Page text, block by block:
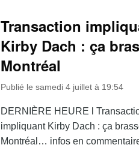
Transaction
Kirby Dach : ça
Montréal
Publié le samedi 4 juillet à 19:54
DERNIÈRE HEURE l
impliquant Kirby Dach : ça
Montréal… infos en